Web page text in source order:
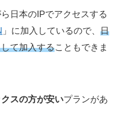
日本のIPでアクセスする
」に加入しているので、 日
て加入することもできま
スの方が安いプランがあ